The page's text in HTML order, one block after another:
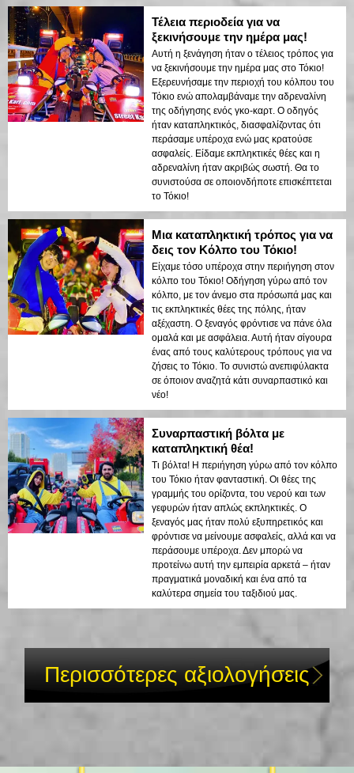
Τέλεια περιοδεία για να
ξεκινήσουμε την ημέρα μας!
Αυτή η ξενάγηση ήταν ο τέλειος τρόπος για
να ξεκινήσουμε την ημέρα μας στο Τόκιο!
Εξερευνήσαμε την περιοχή του κόλπου του
Τόκιο ενώ απολαμβάναμε την αδρεναλίνη
της οδήγησης ενός γκο-καρτ. Ο οδηγός
ήταν καταπληκτικός, διασφαλίζοντας ότι
περάσαμε υπέροχα ενώ μας κρατούσε
ασφαλείς. Είδαμε εκπληκτικές θέες και η
αδρεναλίνη ήταν ακριβώς σωστή. Θα το
συνιστούσα σε οποιονδήποτε επισκέπτεται
το Τόκιο!
Μια καταπληκτική τρόπος για να
δεις τον Κόλπο του Τόκιο!
Είχαμε τόσο υπέροχα στην περιήγηση στον
κόλπο του Τόκιο! Οδήγηση γύρω από τον
κόλπο, με τον άνεμο στα πρόσωπά μας και
τις εκπληκτικές θέες της πόλης, ήταν
αξέχαστη. Ο ξεναγός φρόντισε να πάνε όλα
ομαλά και με ασφάλεια. Αυτή ήταν σίγουρα
ένας από τους καλύτερους τρόπους για να
ζήσεις το Τόκιο. Το συνιστώ ανεπιφύλακτα
σε όποιον αναζητά κάτι συναρπαστικό και
νέο!
Συναρπαστική βόλτα με
καταπληκτική θέα!
Τι βόλτα! Η περιήγηση γύρω από τον κόλπο
του Τόκιο ήταν φανταστική. Οι θέες της
γραμμής του ορίζοντα, του νερού και των
γεφυρών ήταν απλώς εκπληκτικές. Ο
ξεναγός μας ήταν πολύ εξυπηρετικός και
φρόντισε να μείνουμε ασφαλείς, αλλά και να
περάσουμε υπέροχα. Δεν μπορώ να
προτείνω αυτή την εμπειρία αρκετά – ήταν
πραγματικά μοναδική και ένα από τα
καλύτερα σημεία του ταξιδιού μας.
Περισσότερες αξιολογήσεις